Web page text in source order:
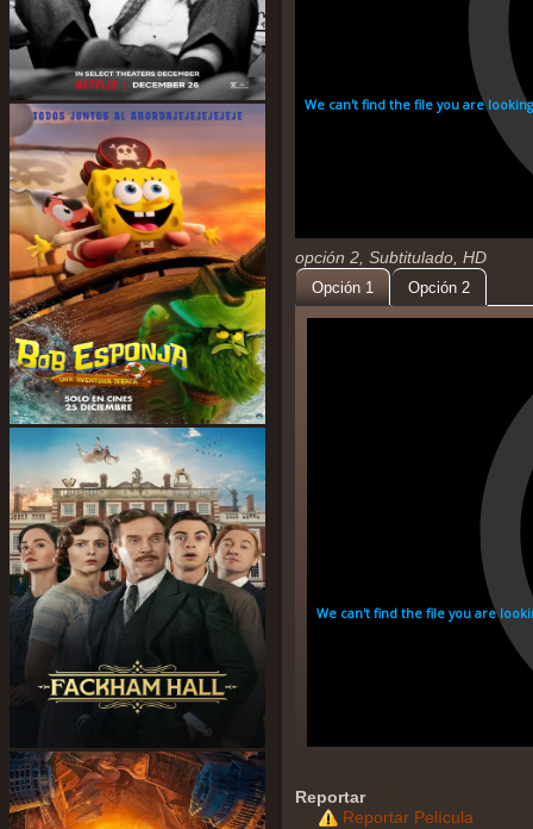
opción 2, Subtitulado, HD
Opción 1 Opción 2
Reportar
Reportar Película